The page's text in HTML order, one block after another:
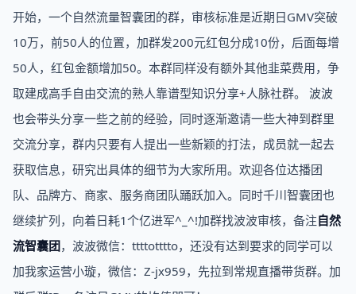
开始，一个自然流量智囊团的群，审核标准是近期日GMV突破
10万，前50人的位置，加群发200元红包分成10份，后面每增
50人，红包金额增加50。本群同样没有额外其他韭菜费用，争
取建成高手自由交流的熟人靠谱型知识分享+人脉社群。 波波
也会带头分享一些之前的经验，同时逐渐邀请一些大神到群里
交流分享，群内只要有人提出一些新颖的打法，成员就一起去
获取信息，研究出具体的细节为大家所用。欢迎各位达播团
队、品牌方、商家、服务商团队踊跃加入。同时千川智囊团也
继续扩列，向着日耗1个亿进军^_^!加群找波波审核，备注自然
流智囊团，波波微信：ttttotttto，还没有达到要求的同学可以
加我家运营小璇，微信：Z-jx959，先拉到常规直播带货群。加